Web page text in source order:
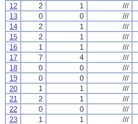
12
2 1 ///
13
0 0 ///
14
2 1 ///
15
2 1 ///
16
1 1 ///
17
7 4 ///
18
0 0 ///
19
0 0 ///
20
1 1 ///
21
2 1 ///
22
0 0 ///
23
1 1 ///